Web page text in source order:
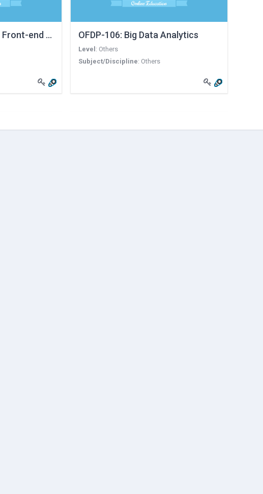
Front-end Web design & Development and App development
OFDP-106: Big Data Analytics
Level : Others
Subject/Discipline: Others